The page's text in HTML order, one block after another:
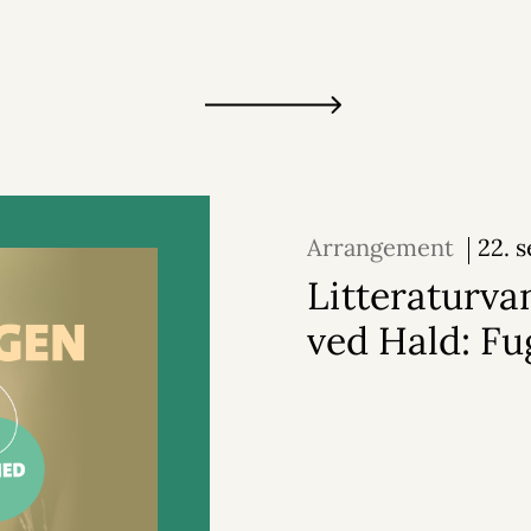
Arrangement
22.
2026
ved Hald: